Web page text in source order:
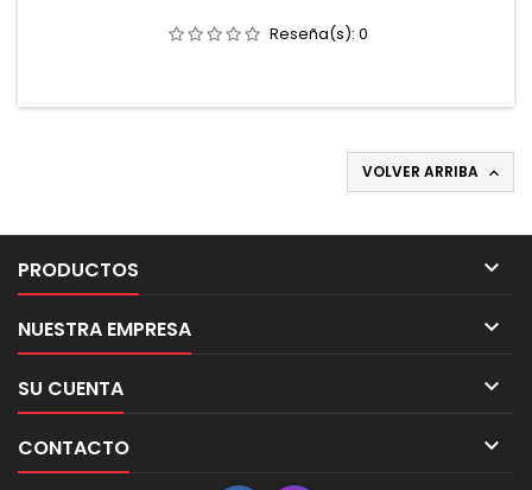
Reseña(s): 0
VOLVER ARRIBA 
PRODUCTOS 
NUESTRA EMPRESA 
SU CUENTA 
CONTACTO 